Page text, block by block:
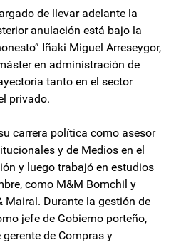
de llevar adelante la
anulación está bajo la
Iñaki Miguel Arreseygor,
en administración de
tanto en el sector
privado.
carrera política como asesor
y de Medios en el
y luego trabajó en estudios
como M&M Bomchil y
Mairal. Durante la gestión de
jefe de Gobierno porteño,
de Compras y